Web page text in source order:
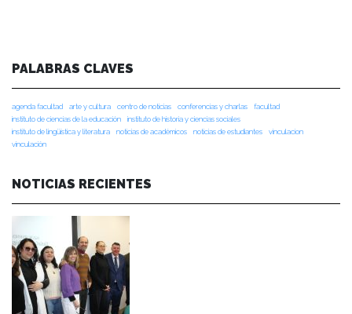
PALABRAS CLAVES
agenda facultad arte y cultura centro de noticias conferencias y charlas
facultad
instituto de ciencias de la educación
instituto de historia y ciencias sociales
instituto de lingüística y literatura
noticias de académicos noticias de estudiantes
vinculacion
vinculación
NOTICIAS RECIENTES